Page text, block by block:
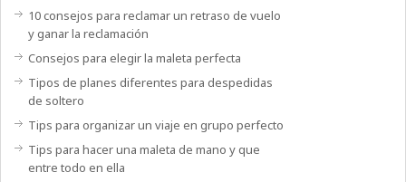
10 consejos para reclamar un retraso de vuelo
y ganar la reclamación
Consejos para elegir la maleta perfecta
Tipos de planes diferentes para despedidas
de soltero
Tips para organizar un viaje en grupo perfecto
Tips para hacer una maleta de mano y que
entre todo en ella